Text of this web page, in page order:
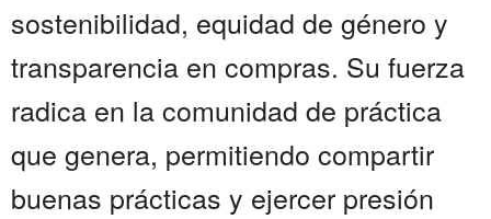
sostenibilidad, equidad de género y
transparencia en compras. Su fuerza
radica en la comunidad de práctica
que genera, permitiendo compartir
buenas prácticas y ejercer presión